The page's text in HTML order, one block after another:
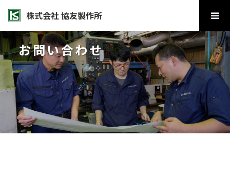
株式会社 協友製作所
お問い合わせ